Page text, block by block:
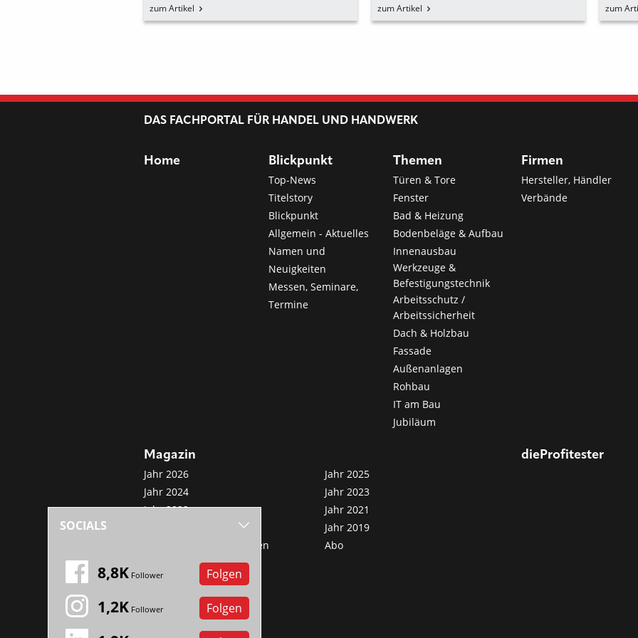
EXPLODIERENDE
ENERGIEPREISE
zum Artikel
FÜR DEN TROCKENBAU
zum Artikel zum
DAS FACHPORTAL FÜR HANDEL UND HANDWERK
Home Blickpunkt
Top-News
Titelstory
Blickpunkt
Allgemein - Aktuelles
Namen und
Neuigkeiten
Messen, Seminare,
Termine
Themen
Türen & Tore
Fenster
Bad & Heizung
Bodenbeläge & Aufbau
Innenausbau
Werkzeuge &
Befestigungstechnik
Arbeitsschutz /
Arbeitssicherheit
Dach & Holzbau
Fassade
Außenanlagen
Rohbau
IT am Bau
Jubiläum
Firmen
Hersteller, Händler
Verbände
Magazin
Jahr 2026
Jahr 2025
Jahr 2024
Jahr 2023
Jahr 2022
Jahr 2021
Jahr 2019
Sonderveröffentlichungen
Abo
dieProfitester
SOCIALS
8,8K Follower Folgen
1,2K Follower Folgen